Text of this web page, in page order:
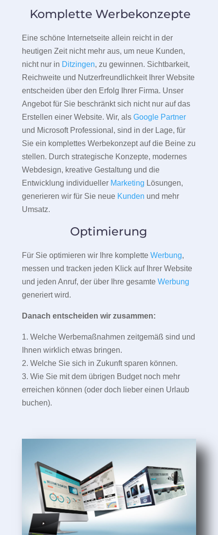
Komplette Werbekonzepte
Eine schöne Internetseite allein reicht in der
heutigen Zeit nicht mehr aus, um neue Kunden,
nicht nur in Ditzingen, zu gewinnen. Sichtbarkeit,
Reichweite und Nutzerfreundlichkeit Ihrer Website
entscheiden über den Erfolg Ihrer Firma. Unser
Angebot für Sie beschränkt sich nicht nur auf das
Erstellen einer Website. Wir, als Google Partner
und Microsoft Professional, sind in der Lage, für
Sie ein komplettes Werbekonzept auf die Beine zu
stellen. Durch strategische Konzepte, modernes
Webdesign, kreative Gestaltung und die
Entwicklung individueller Marketing Lösungen,
generieren wir für Sie neue Kunden und mehr
Umsatz.
Optimierung
Für Sie optimieren wir Ihre komplette Werbung,
messen und tracken jeden Klick auf Ihrer Website
und jeden Anruf, der über Ihre gesamte Werbung
generiert wird.
Danach entscheiden wir zusammen:
1. Welche Werbemaßnahmen zeitgemäß sind und
Ihnen wirklich etwas bringen.
2. Welche Sie sich in Zukunft sparen können.
3. Wie Sie mit dem übrigen Budget noch mehr
erreichen können (oder doch lieber einen Urlaub
buchen).